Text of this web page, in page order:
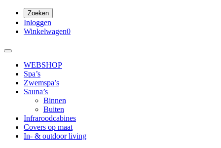
Zoeken
Inloggen
Winkelwagen0
WEBSHOP
Spa’s
Zwemspa’s
Sauna’s
Binnen
Buiten
Infraroodcabines
Covers op maat
In- & outdoor living